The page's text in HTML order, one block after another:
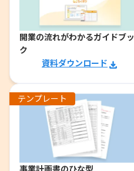
開業の流れがわかるガイドブッ
ク
資料ダウンロード
テンプレート
事業計画書のひな型